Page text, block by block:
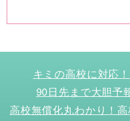
キミの高校に対応
90日先まで大胆予
高校無償化丸わかり！